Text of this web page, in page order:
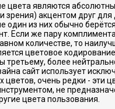
цвета являются
зрения) акцентом друг для
один из них обычно
Если же пару
количестве, то
цветовое
третьему, более
сайт использует
цветов, очень редки - эти
не
цвета пользования.